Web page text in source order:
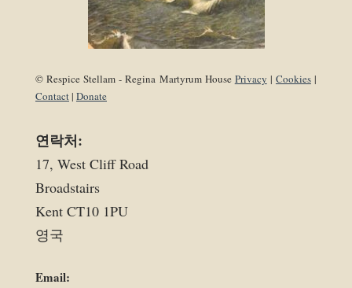
© Respice Stellam - Regina Martyrum House Privacy | Cookies|
Contact| Donate
연락처:
17, West Cliff Road
Broadstairs
Kent CT10 1PU
영국
Email: